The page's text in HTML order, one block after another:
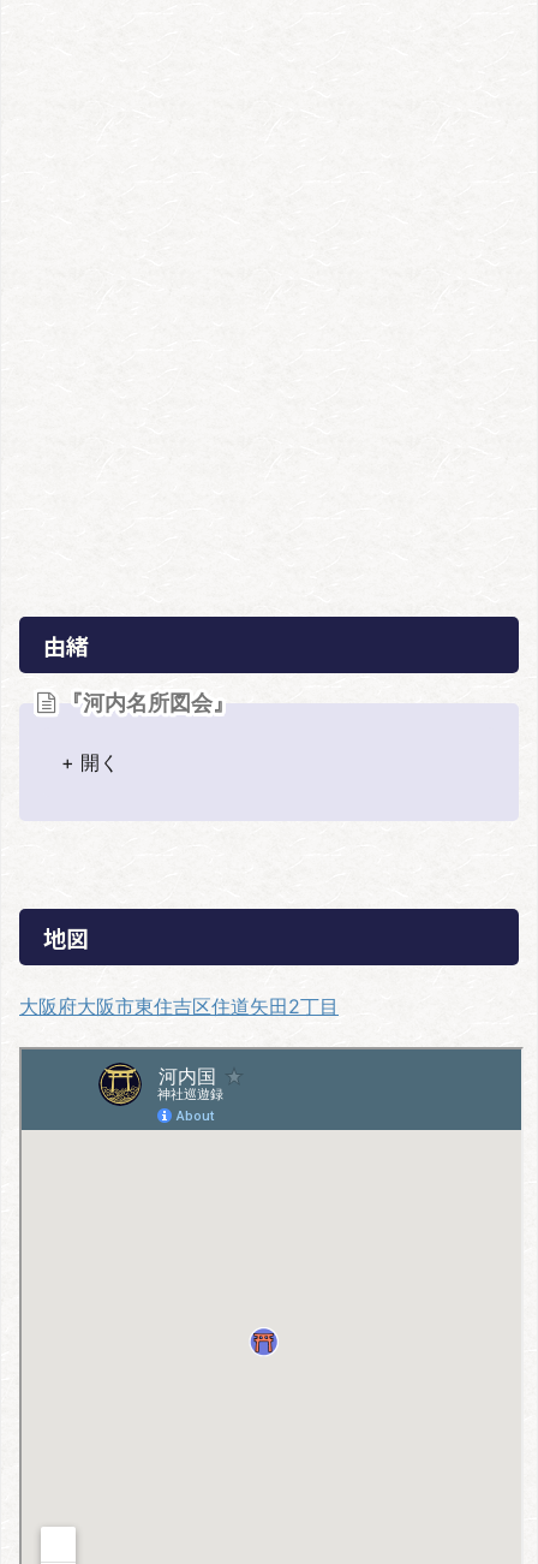
由緒
『河内名所図会』
+ 開く
地図
大阪府大阪市東住吉区住道矢田2丁目